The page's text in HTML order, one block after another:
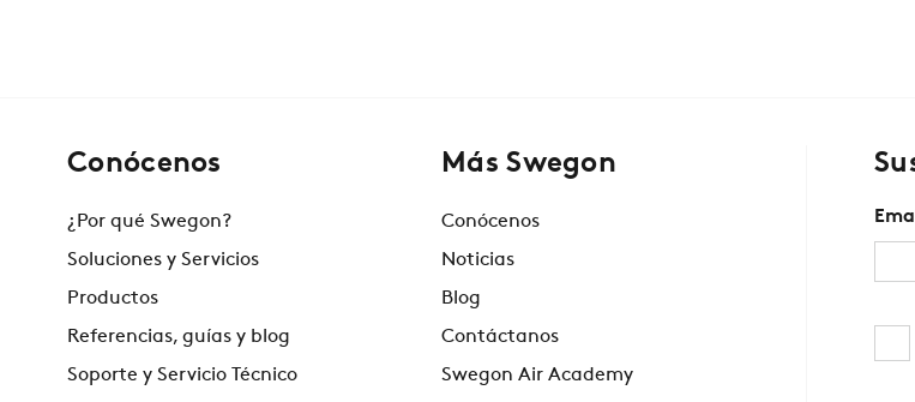
Conócenos
¿Por qué Swegon?
Soluciones y Servicios
Productos
Referencias, guías y blog
Soporte y Servicio Técnico
Más Swegon
Conócenos
Noticias
Blog
Contáctanos
Swegon Air Academy